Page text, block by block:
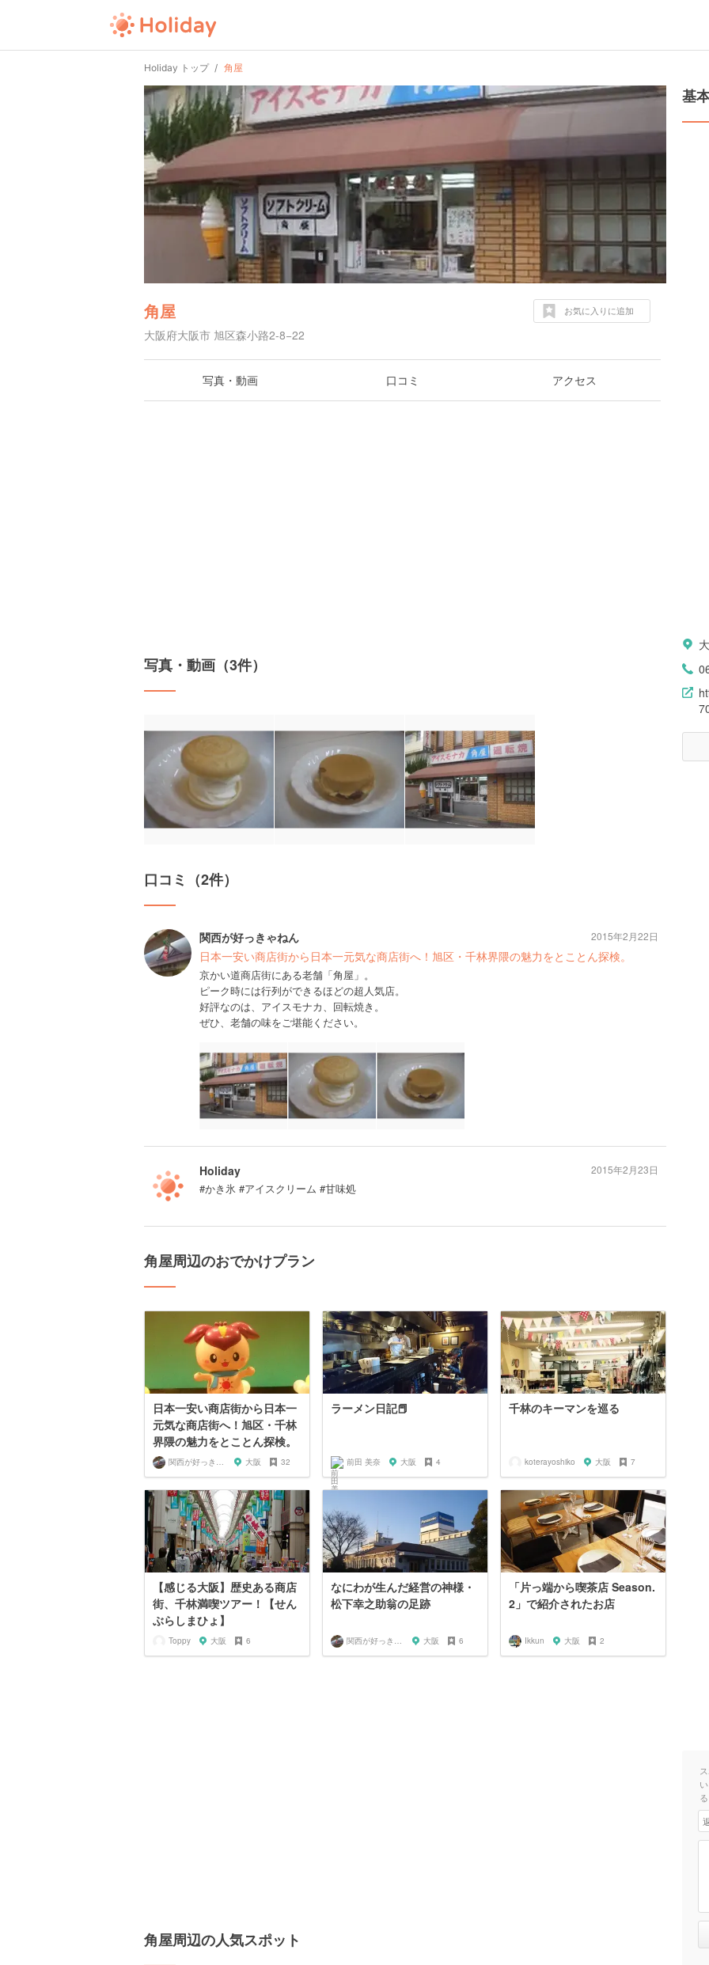
Holiday トップ 角屋
角屋
大阪府大阪市 旭区森小路2-8−22
お気に入りに追加
写真・動画 口コミ アクセス
写真・動画（3件）
口コミ（2件）
関西が好っきゃねん
日本一安い商店街から日本一元気な商店街へ！旭区・千林界隈の魅力をとことん探検。
京かい道商店街にある老舗「角屋」。
ピーク時には行列ができるほどの超人気店。
好評なのは、アイスモナカ、回転焼き。
ぜひ、老舗の味をご堪能ください。
2015年2月22日
Holiday
#かき氷 #アイスクリーム #甘味処
2015年2月23日
角屋周辺のおでかけプラン
日本一安い商店街から日本一
元気な商店街へ！旭区・千林
界隈の魅力をとことん探検。
関西が好っきゃねん 大阪 32
ラーメン日記📕
前田 美奈 大阪 4
千林のキーマンを巡る
koterayoshiko 大阪 7
【感じる大阪】歴史ある商店
街、千林満喫ツアー！【せん
ぶらしまひょ】
Toppy 大阪 6
なにわが生んだ経営の神様・
松下幸之助翁の足跡
関西が好っきゃねん 大阪 6
「片っ端から喫茶店 Season.
2」で紹介されたお店
Ikkun 大阪 2
角屋周辺の人気スポット
基